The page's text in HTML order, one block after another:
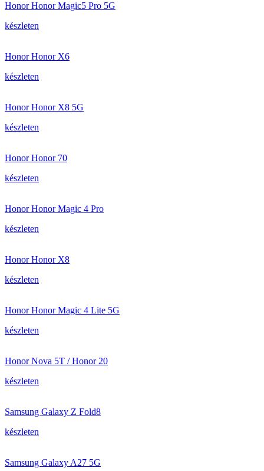
Honor Honor Magic5 Pro 5G
készleten
Honor Honor X6
készleten
Honor Honor X8 5G
készleten
Honor Honor 70
készleten
Honor Honor Magic 4 Pro
készleten
Honor Honor X8
készleten
Honor Honor Magic 4 Lite 5G
készleten
Honor Nova 5T / Honor 20
készleten
Samsung Galaxy Z Fold8
készleten
Samsung Galaxy A27 5G